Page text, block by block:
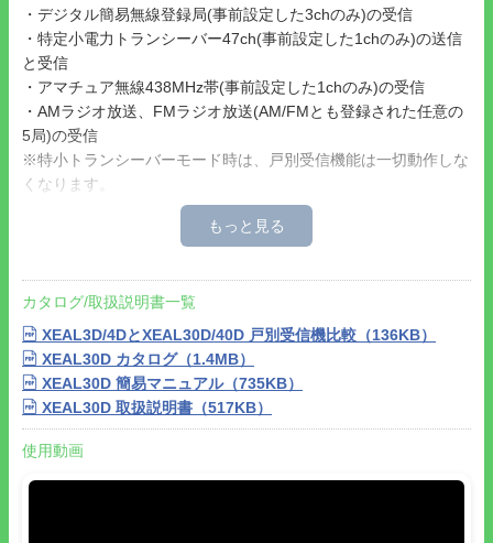
・デジタル簡易無線登録局(事前設定した3chのみ)の受信
・特定小電力トランシーバー47ch(事前設定した1chのみ)の送信
と受信
・アマチュア無線438MHz帯(事前設定した1chのみ)の受信
・AMラジオ放送、FMラジオ放送(AM/FMとも登録された任意の
5局)の受信
※特小トランシーバーモード時は、戸別受信機能は一切動作しな
くなります。
●あらかじめ登録した別のデジタル簡易無線登録局などからのチ
ャンネルからの通信を受信して音声を聞くことができますので、
す。
●地域のコミュニティや自治会などでの運用に、災害などの緊急
時のBCP対策として最適です。従来の本格的な戸別受信機は、多
彩な機能こそ搭載していますが設置や購入にかかるコストが高
く、地域の自治会や小さいコミュニティでは導入が難しいもので
したが、本製品はリーズナブルな価格でコストを抑えて簡単に導
入できます。
●本製品本体にも特定小電力無線トランシーバーとしての機能を
カタログ/取扱説明書一覧
XEAL3D/4DとXEAL30D/40D 戸別受信機比較（136KB）
XEAL30D カタログ（1.4MB）
XEAL30D 簡易マニュアル（735KB）
XEAL30D 取扱説明書（517KB）
使用動画